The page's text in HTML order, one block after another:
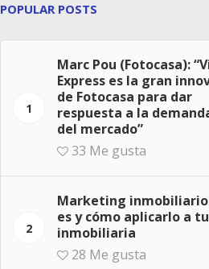
POPULAR POSTS
1
Marc Pou (Fotocasa):
Express es la gran
de Fotocasa para dar
respuesta a la
del mercado”
33 Me gusta
2
Marketing
es y cómo aplicarlo a tu
inmobiliaria
28 Me gusta